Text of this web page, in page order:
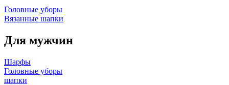
Головные уборы
Вязанные шапки
Для мужчин
Шарфы
Головные уборы
шапки